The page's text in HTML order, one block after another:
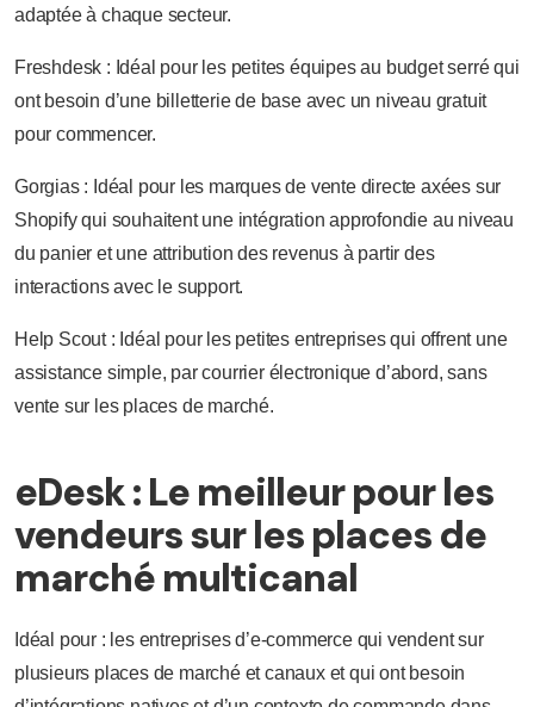
adaptée à chaque secteur.
Freshdesk : Idéal pour les petites équipes au budget serré qui
ont besoin d’une billetterie de base avec un niveau gratuit
pour commencer.
Gorgias : Idéal pour les marques de vente directe axées sur
Shopify qui souhaitent une intégration approfondie au niveau
du panier et une attribution des revenus à partir des
interactions avec le support.
Help Scout : Idéal pour les petites entreprises qui offrent une
assistance simple, par courrier électronique d’abord, sans
vente sur les places de marché.
eDesk : Le meilleur pour les
vendeurs sur les places de
marché multicanal
Idéal pour : les entreprises d’e-commerce qui vendent sur
plusieurs places de marché et canaux et qui ont besoin